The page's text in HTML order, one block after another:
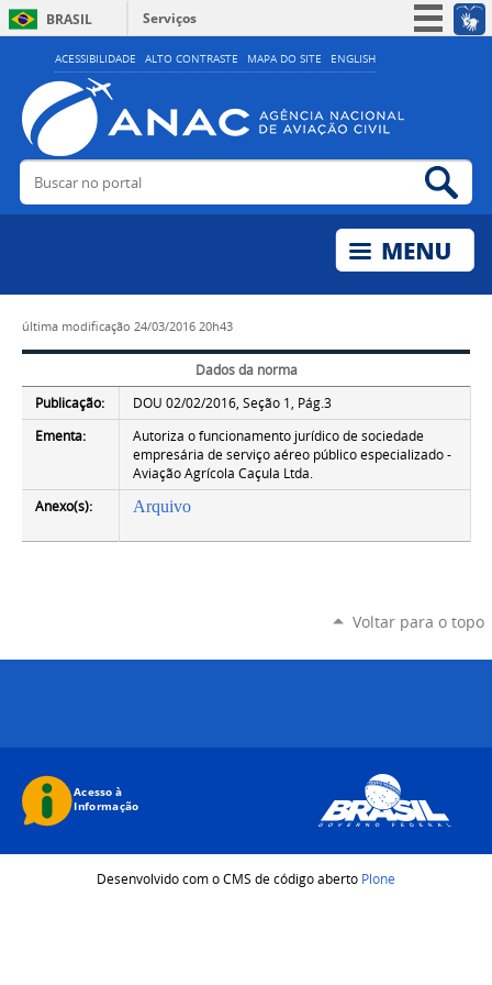
ACESSIBILIDADE ALTO CONTRASTE MAPA DO SITE ENGLISH
BRASIL
Serviços
Simplifique!
Acesso à informação
Legislação
Buscar no portal
última modificação 24/03/2016 20h43
Dados da norma
Publicação:
DOU 02/02/2016, Seção 1, Pág.3
Ementa:
Autoriza o funcionamento jurídico de sociedade
empresária de serviço aéreo público especializado -
Aviação Agrícola Caçula Ltda.
Anexo(s):
Arquivo
Voltar para o topo
Desenvolvido com o CMS de código aberto Plone